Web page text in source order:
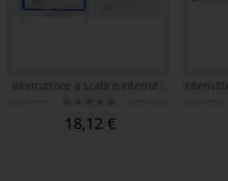
18,12 €